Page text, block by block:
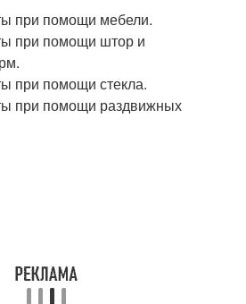
при помощи мебели.
при помощи штор и
при помощи стекла.
при помощи раздвижных